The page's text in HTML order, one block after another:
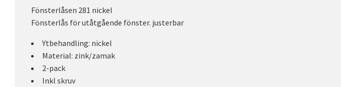
Fönsterlåsen 281 nickel
Fönsterlås för utåtgående fönster. justerbar
Ytbehandling: nickel
Material: zink/zamak
2-pack
Inkl skruv